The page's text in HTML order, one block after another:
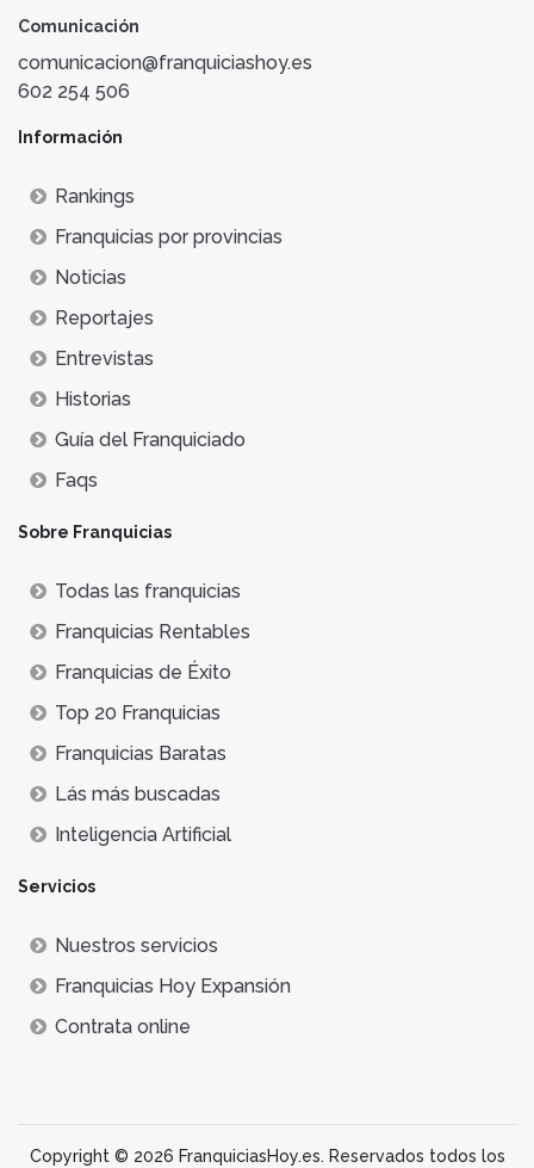
Comunicación
comunicacion@franquiciashoy.es
602 254 506
Información
Rankings
Franquicias por provincias
Noticias
Reportajes
Entrevistas
Historias
Guía del Franquiciado
Faqs
Sobre Franquicias
Todas las franquicias
Franquicias Rentables
Franquicias de Éxito
Top 20 Franquicias
Franquicias Baratas
Lás más buscadas
Inteligencia Artificial
Servicios
Nuestros servicios
Franquicias Hoy Expansión
Contrata online
Copyright © 2026 FranquiciasHoy.es. Reservados todos los